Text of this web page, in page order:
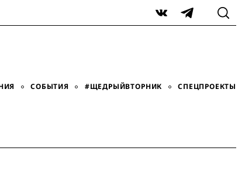
VK Telegram
СОБЫТИЯ #ЩЕДРЫЙВТОРНИК СПЕЦПРОЕКТЫ